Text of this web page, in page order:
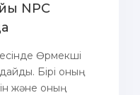
NPC
Өрмекші
Бірі оның
және оның